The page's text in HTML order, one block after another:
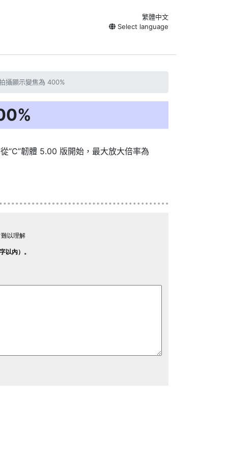
繁體中文
Select language
攝顯示變焦為 400%
“C”韌體 5.00 版開始，最大放大倍率為